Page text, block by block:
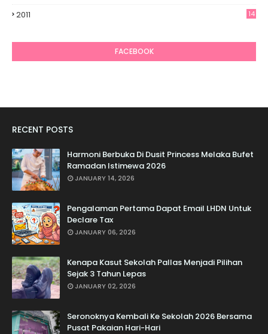
2011
14
FACEBOOK
RECENT POSTS
Harmoni Berbuka Di Dusit Princess Melaka Bufet
Ramadan Istimewa 2026
JANUARY 14, 2026
Pengalaman Pertama Dapat Email LHDN Untuk
Declare Tax
JANUARY 06, 2026
Kenapa Kasut Sekolah Pallas Menjadi Pilihan
Sejak 3 Tahun Lepas
JANUARY 02, 2026
Seronoknya Kembali Ke Sekolah 2026 Bersama
Pusat Pakaian Hari-Hari